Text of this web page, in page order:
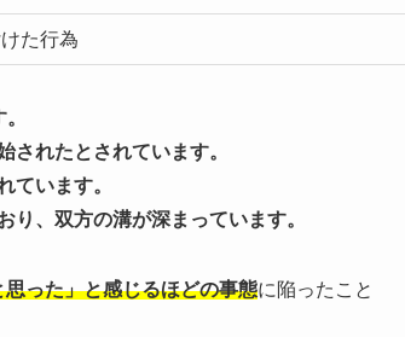
た行為
されたとされています。
ています。
、双方の溝が深まっています。
った」と感じるほどの事態に陥ったこと